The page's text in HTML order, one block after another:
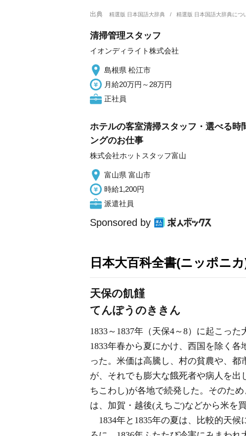
出典 精選版 日本国語大辞典 精選版 日本国語大辞典に
清掃管理スタッフ
イオンディライト株式会社
島根県 松江市
月給20万円～28万円
正社員
ホテルの客室清掃スタッフ・選べる
ングのお仕事
株式会社ホットスタッフ富山
富山県 富山市
時給1,200円
派遣社員
Sponsored by
日本大百科全書(ニッポニ
天保の飢饉
てんぽうのききん
1833～1837年（天保4～8）に起こった
1833年春から夏にかけ、西国を除く各
った。米価は高騰し、村の貧農や、都
が、それでも膨大な餓死者や病人を
ちこわし)が各地で続発した。そのた
は、加賀・越後(えちご)などから米を
1834年と1835年の夏は、比較的天候